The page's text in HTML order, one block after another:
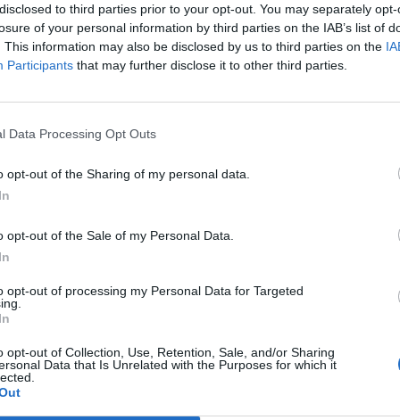
to third parties prior to your opt-out. You may separately
of your personal information by third parties on the IAB’s list of
This information may also be disclosed by us to third parties on the
Participants that may further disclose it to other third parties.
Data Processing Opt Outs
opt-out of the Sharing of my personal data.
opt-out of the Sale of my Personal Data.
opt-out of processing my Personal Data for Targeted
opt-out of Collection, Use, Retention, Sale, and/or Sharing
Data that Is Unrelated with the Purposes for which it
paslaugų apmokėjimo apimtis yra identifikuota.
surasti Valstybinėje ligonių kasoje, Privalomojo
bus apmokami iš PSDF rezervo“, – sušauktame
jiems reikalingą medicininę pagalbą visose Lietuvos